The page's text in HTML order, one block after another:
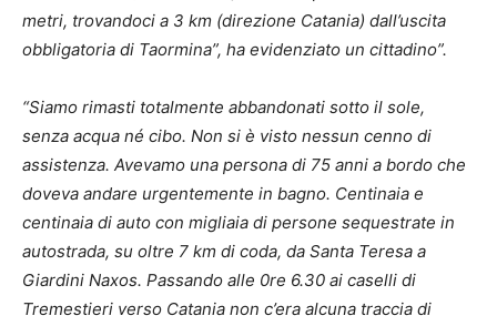
metri, trovandoci a 3 km (direzione Catania) dall’uscita
obbligatoria di Taormina”, ha evidenziato un cittadino”.
“Siamo rimasti totalmente abbandonati sotto il sole,
senza acqua né cibo. Non si è visto nessun cenno di
assistenza. Avevamo una persona di 75 anni a bordo che
doveva andare urgentemente in bagno. Centinaia e
centinaia di auto con migliaia di persone sequestrate in
autostrada, su oltre 7 km di coda, da Santa Teresa a
Giardini Naxos. Passando alle 0re 6.30 ai caselli di
Tremestieri verso Catania non c’era alcuna traccia di